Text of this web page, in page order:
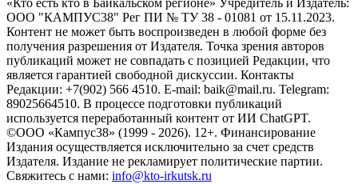
«Кто есть кто в Байкальском регионе» Учредитель и Издатель:
ООО "КАМПУС38" Рег ПИ № ТУ 38 - 01081 от 15.11.2023.
Контент не может быть воспроизведен в любой форме без
получения разрешения от Издателя. Точка зрения авторов
публикаций может не совпадать с позицией Редакции, что
является гарантией свободной дискуссии. Контакты
Редакции: +7(902) 566 4510. E-mail: baik@mail.ru. Telegram:
89025664510. В процессе подготовки публикаций
используется переработанный контент от ИИ ChatGPT.
©ООО «Кампус38» (1999 - 2026). 12+. Финансирование
Издания осуществляется исключительно за счет средств
Издателя. Издание не рекламирует политические партии.
Свяжитесь с нами: info@kto-irkutsk.ru